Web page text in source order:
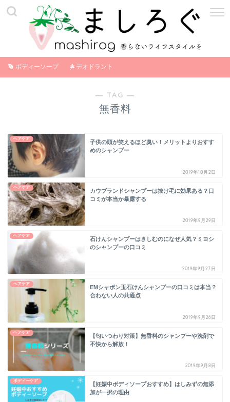
ボディーソープ デオドラント
― TAG ―
無香料
ヘアケア
子供の頭が笑えるほど臭い！メリットよりおすす
めのシャンプー
2019年10月2日
ヘアケア
カウブランドシャンプーは抜け毛に効果ある？口
コミが本当か暴露する
2019年9月29日
ヘアケア
石けんシャンプーはきしむのになぜ人気？ミヨシ
のシャンプーの口コミ
2019年9月27日
ヘアケア
EMシャボン玉石けんシャンプーの口コミは本当？
合わない人の共通点
2019年9月26日
ヘアケア
【匂いつわり対策】無香料のシャンプーや洗剤で
不快から解放！
2019年9月8日
ボディーケア
【妊娠中ボディソープおすすめ】はしみずの無添
加が一択の理由